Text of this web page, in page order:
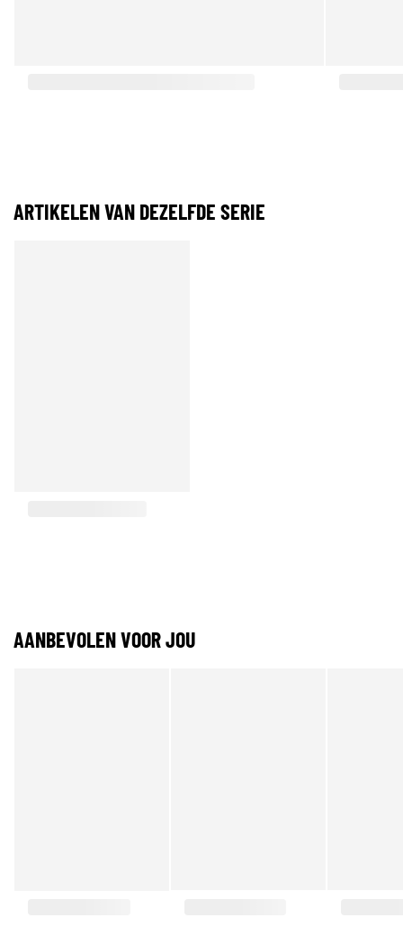
ARTIKELEN VAN DEZELFDE SERIE
AANBEVOLEN VOOR JOU